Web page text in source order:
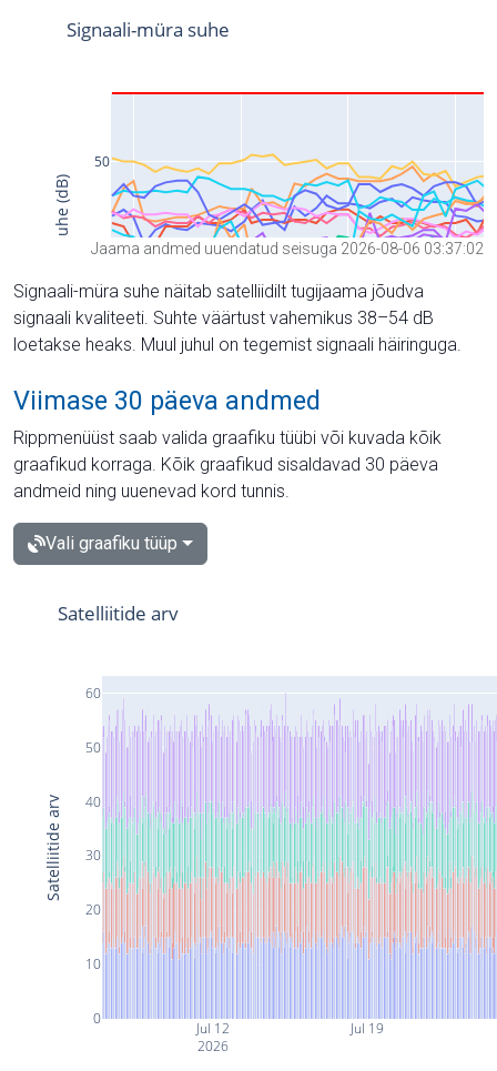
Jaama andmed uuendatud seisuga 2026-08-06 03:37:02
Signaali-müra suhe näitab satelliidilt tugijaama jõudva
signaali kvaliteeti. Suhte väärtust vahemikus 38–54 dB
loetakse heaks. Muul juhul on tegemist signaali häiringuga.
Viimase 30 päeva andmed
Rippmenüüst saab valida graafiku tüübi või kuvada kõik
graafikud korraga. Kõik graafikud sisaldavad 30 päeva
andmeid ning uuenevad kord tunnis.
Vali graafiku tüüp
Jul 12
2026
Jul 19
0
10
20
30
40
50
60
Satelliitide arv
Satelliitide arv